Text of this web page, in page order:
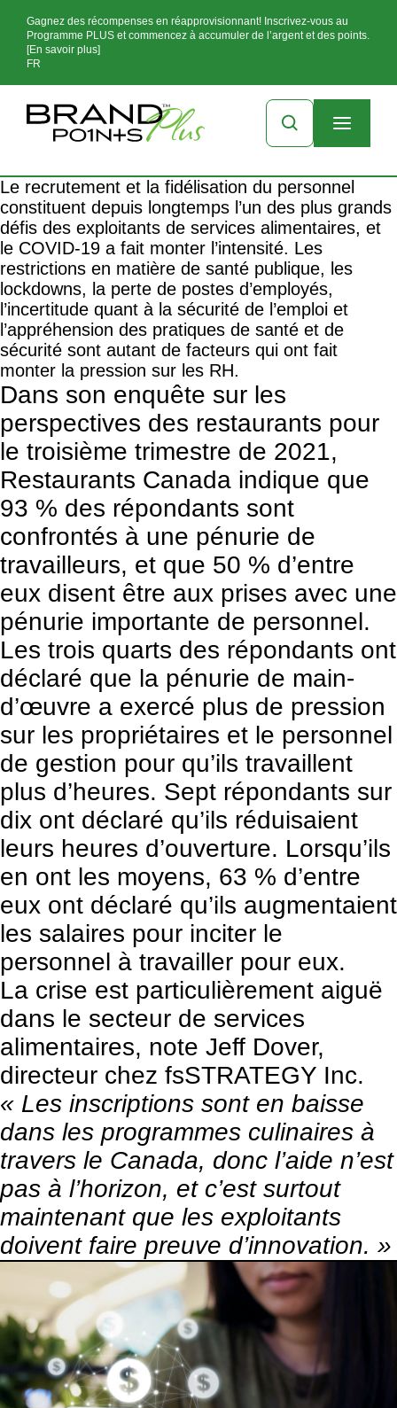
Gagnez des récompenses en réapprovisionnant! Inscrivez-vous au
Programme PLUS et commencez à accumuler de l’argent et des points.
[En savoir plus]
FR
Le recrutement et la fidélisation du personnel
constituent depuis longtemps l’un des plus grands
défis des exploitants de services alimentaires, et
le COVID-19 a fait monter l’intensité. Les
restrictions en matière de santé publique, les
lockdowns, la perte de postes d’employés,
l’incertitude quant à la sécurité de l’emploi et
l’appréhension des pratiques de santé et de
sécurité sont autant de facteurs qui ont fait
monter la pression sur les RH.
Dans son enquête sur les
perspectives des restaurants pour
le troisième trimestre de 2021,
Restaurants Canada indique que
93 % des répondants sont
confrontés à une pénurie de
travailleurs, et que 50 % d’entre
eux disent être aux prises avec une
pénurie importante de personnel.
Les trois quarts des répondants ont
déclaré que la pénurie de main-
d’œuvre a exercé plus de pression
sur les propriétaires et le personnel
de gestion pour qu’ils travaillent
plus d’heures. Sept répondants sur
dix ont déclaré qu’ils réduisaient
leurs heures d’ouverture. Lorsqu’ils
en ont les moyens, 63 % d’entre
eux ont déclaré qu’ils augmentaient
les salaires pour inciter le
personnel à travailler pour eux.
La crise est particulièrement aiguë
dans le secteur de services
alimentaires, note Jeff Dover,
directeur chez fsSTRATEGY Inc.
« Les inscriptions sont en baisse
dans les programmes culinaires à
travers le Canada, donc l’aide n’est
pas à l’horizon, et c’est surtout
maintenant que les exploitants
doivent faire preuve d’innovation. »